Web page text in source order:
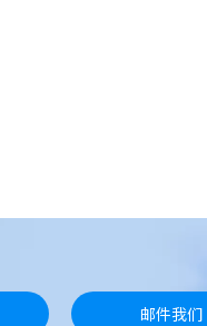
邮件我们